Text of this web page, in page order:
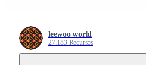
leewoo world
27.183 Recursos